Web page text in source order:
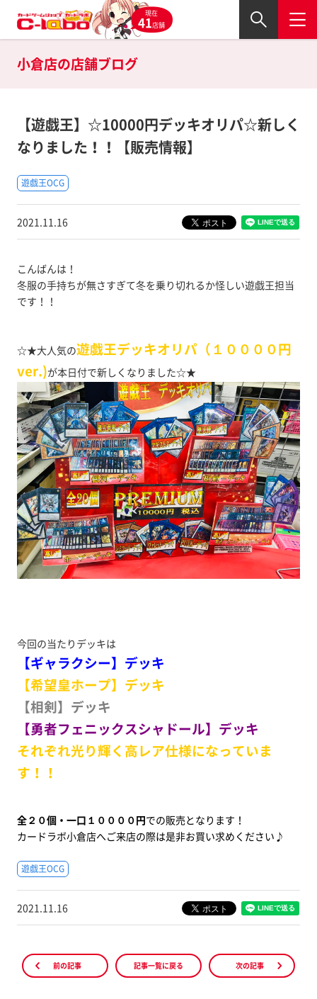
現在
41店舗
小倉店の店舗ブログ
【遊戯王】☆10000円デッキオリパ☆新しく
なりました！！【販売情報】
遊戯王OCG
2021.11.16
こんばんは！
冬服の手持ちが無さすぎて冬を乗り切れるか怪しい遊戯王担当
です！！
☆★大人気の遊戯王デッキオリパ（１００００円
ver.)が本日付で新しくなりました☆★
今回の当たりデッキは
【ギャラクシー】デッキ
【希望皇ホープ】デッキ
【相剣】デッキ
【勇者フェニックスシャドール】デッキ
それぞれ光り輝く高レア仕様になっていま
す！！
全２０個・一口１００００円での販売となります！
カードラボ小倉店へご来店の際は是非お買い求めください♪
遊戯王OCG
2021.11.16
前の記事 記事一覧に戻る 次の記事